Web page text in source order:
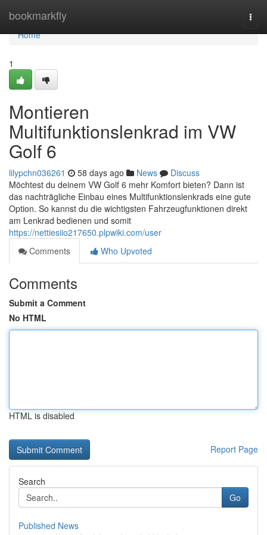
bookmarkfly
Home
Home
1
Montieren
Multifunktionslenkrad im VW
Golf 6
lilypchn036261 58 days ago News
Discuss
Möchtest du deinem VW Golf 6 mehr Komfort bieten? Dann ist
das nachträgliche Einbau eines Multifunktionslenkrads eine gute
Option. So kannst du die wichtigsten Fahrzeugfunktionen direkt
am Lenkrad bedienen und somit
https://nettiesiio217650.plpwiki.com/user
Comments
Who Upvoted
Comments
Submit a Comment
No HTML
HTML is disabled
Report Page
Search
Go
Published News